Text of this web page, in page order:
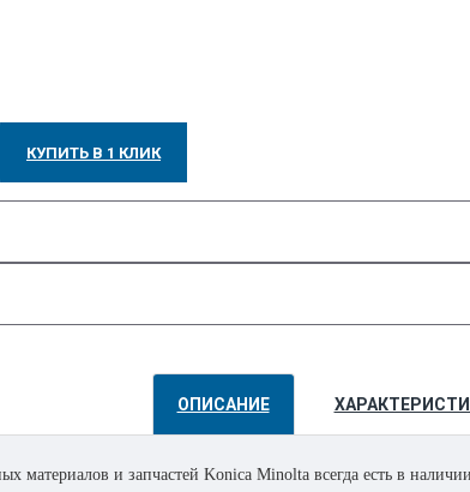
КУПИТЬ В 1 КЛИК
ОПИСАНИЕ
материалов и запчастей Konica Minolta всегда есть в